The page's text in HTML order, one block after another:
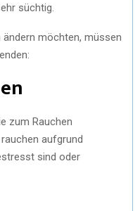
süchtig.
ändern möchten, müssen
zum Rauchen
aufgrund
sind oder